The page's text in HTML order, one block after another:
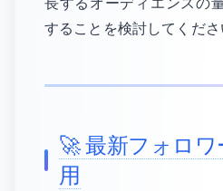
することを検討してくださ
🚀 最新フォロ
用